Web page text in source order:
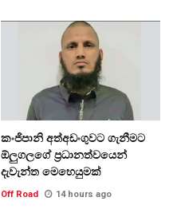
කංජිපානි අත්අඩංගුවට ගැනීමට
ඕලුගලගේ ප්‍රධානත්වයෙන්
දැවැන්ත මෙහෙයුමක්
Off Road 14 hours ago